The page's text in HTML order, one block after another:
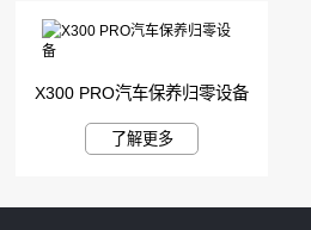
X300 PRO汽车保养归零设备
了解更多